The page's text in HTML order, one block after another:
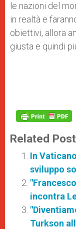
le nazioni del
in realtà e
obiettivi, allora
giusta e quindi
Related
In
sviluppo
incontra
Turkson